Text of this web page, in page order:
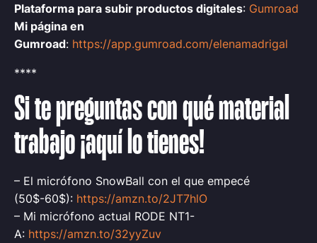
Plataforma para subir productos digitales: Gumroad
Mi página en
Gumroad: https://app.gumroad.com/elenamadrigal
****
Si te preguntas con qué material
trabajo ¡aquí lo tienes!
– El micrófono SnowBall con el que empecé
(50$-60$): https://amzn.to/2JT7hlO
– Mi micrófono actual RODE NT1-
A: https://amzn.to/32yyZuv